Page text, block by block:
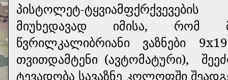
პისტოლეტ-
მიუხედავად იმისა, რომ
წვრილკალიბრიანი ვაზნები
თვითდამტენი (ავტომატური),
ტევადობა სავაზნე კოლოფში